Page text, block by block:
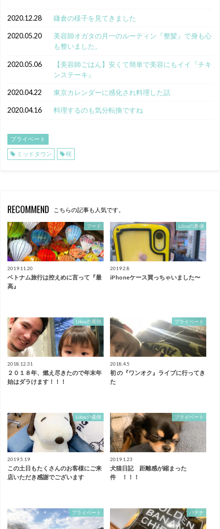
2020.12.28 鎌倉の様子を見てきました
2020.05.20
美容師オガタの月一のルーティン『整髪』で身も心
も整いました。
2020.05.06
【美容師ごはん】安くて簡単で美容にもイイ『チキ
ンステーキ』
2020.04.22 東京カレンダーに感化され料理した話
2020.04.16 料理するのも気分転換ですね
プライベート
ミッドタウン
桜
RECOMMEND こちらの記事も人気です。
フード
2019.11.20
ベトナム旅行は控えめに言って『最
高』
Lilouの裏側
2019.2.8
iPhoneケース買っちゃいました〜
Lilouの裏側
2018.12.31
２０１８年、燃え尽きたので年末年
始はダラけます！！！
プライベート
2018.4.5
初 の『ワンオク』ライブに行ってき
た
Lilouの裏側
2019.5.19
この土日もたくさんのお客様にご来
店いただき感謝でございます
プライベート
2019.1.23
犬猫日記 距離感が縮まった
件 ！！！
プライベート バナナ